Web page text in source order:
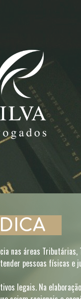
nas áreas
pessoas físicas e
legais. Na